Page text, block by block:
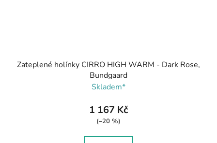
Zateplené holínky CIRRO HIGH WARM - Dark Rose,
Bundgaard
Skladem*
1 167 Kč
(–20 %)